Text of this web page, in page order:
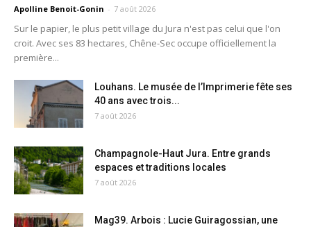
Apolline Benoit-Gonin - 7 août 2026
Sur le papier, le plus petit village du Jura n'est pas celui que l'on
croit. Avec ses 83 hectares, Chêne-Sec occupe officiellement la
première...
Louhans. Le musée de l’Imprimerie fête ses
40 ans avec trois...
7 août 2026
Champagnole-Haut Jura. Entre grands
espaces et traditions locales
7 août 2026
Mag39. Arbois : Lucie Guiragossian, une